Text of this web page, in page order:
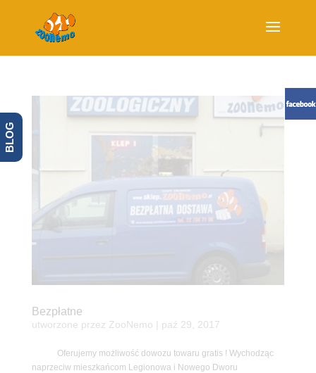
Bezpłatne
utworzone przez ZooNemo paź 29, 2017
Oferujemy możliwość dowozu towaru gratis ! Wychodząc
naprzeciw mieszkańcom Legionowa i Nowego Dworu
BLOG